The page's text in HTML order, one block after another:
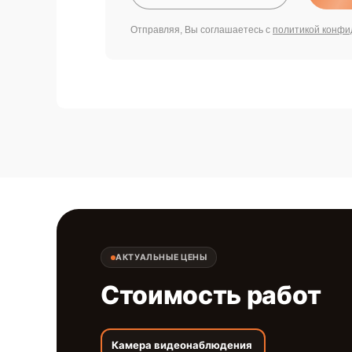
Отправляя, Вы соглашаетесь с политикой
АКТУАЛЬНЫЕ ЦЕНЫ
Стоимость работ
Камера видеонаблюдения